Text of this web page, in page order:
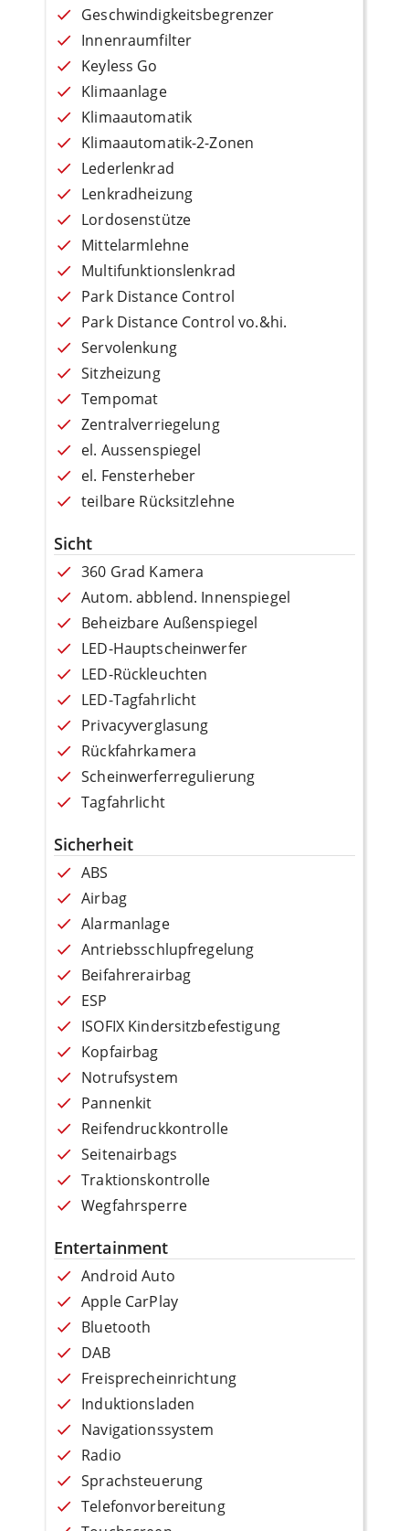
Geschwindigkeitsbegrenzer
Innenraumfilter
Keyless Go
Klimaanlage
Klimaautomatik
Klimaautomatik-2-Zonen
Lederlenkrad
Lenkradheizung
Lordosenstütze
Mittelarmlehne
Multifunktionslenkrad
Park Distance Control
Park Distance Control vo.&hi.
Servolenkung
Sitzheizung
Tempomat
Zentralverriegelung
el. Aussenspiegel
el. Fensterheber
teilbare Rücksitzlehne
Sicht
360 Grad Kamera
Autom. abblend. Innenspiegel
Beheizbare Außenspiegel
LED-Hauptscheinwerfer
LED-Rückleuchten
LED-Tagfahrlicht
Privacyverglasung
Rückfahrkamera
Scheinwerferregulierung
Tagfahrlicht
Sicherheit
ABS
Airbag
Alarmanlage
Antriebsschlupfregelung
Beifahrerairbag
ESP
ISOFIX Kindersitzbefestigung
Kopfairbag
Notrufsystem
Pannenkit
Reifendruckkontrolle
Seitenairbags
Traktionskontrolle
Wegfahrsperre
Entertainment
Android Auto
Apple CarPlay
Bluetooth
DAB
Freisprecheinrichtung
Induktionsladen
Navigationssystem
Radio
Sprachsteuerung
Telefonvorbereitung